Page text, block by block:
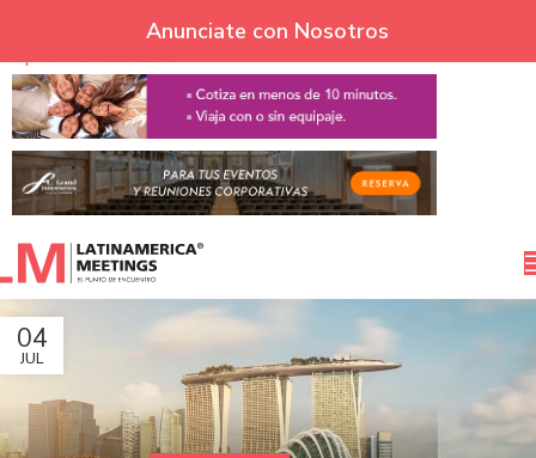
Skip to navigation
Skip to main content
Anunciate con Nosotros
04
JUL